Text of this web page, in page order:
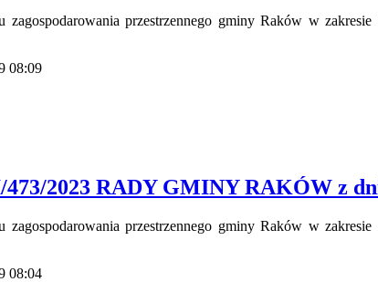
zagospodarowania przestrzennego gminy Raków w
08:09
2023 RADY GMINY RAKÓW z
zagospodarowania przestrzennego gminy Raków w
08:04